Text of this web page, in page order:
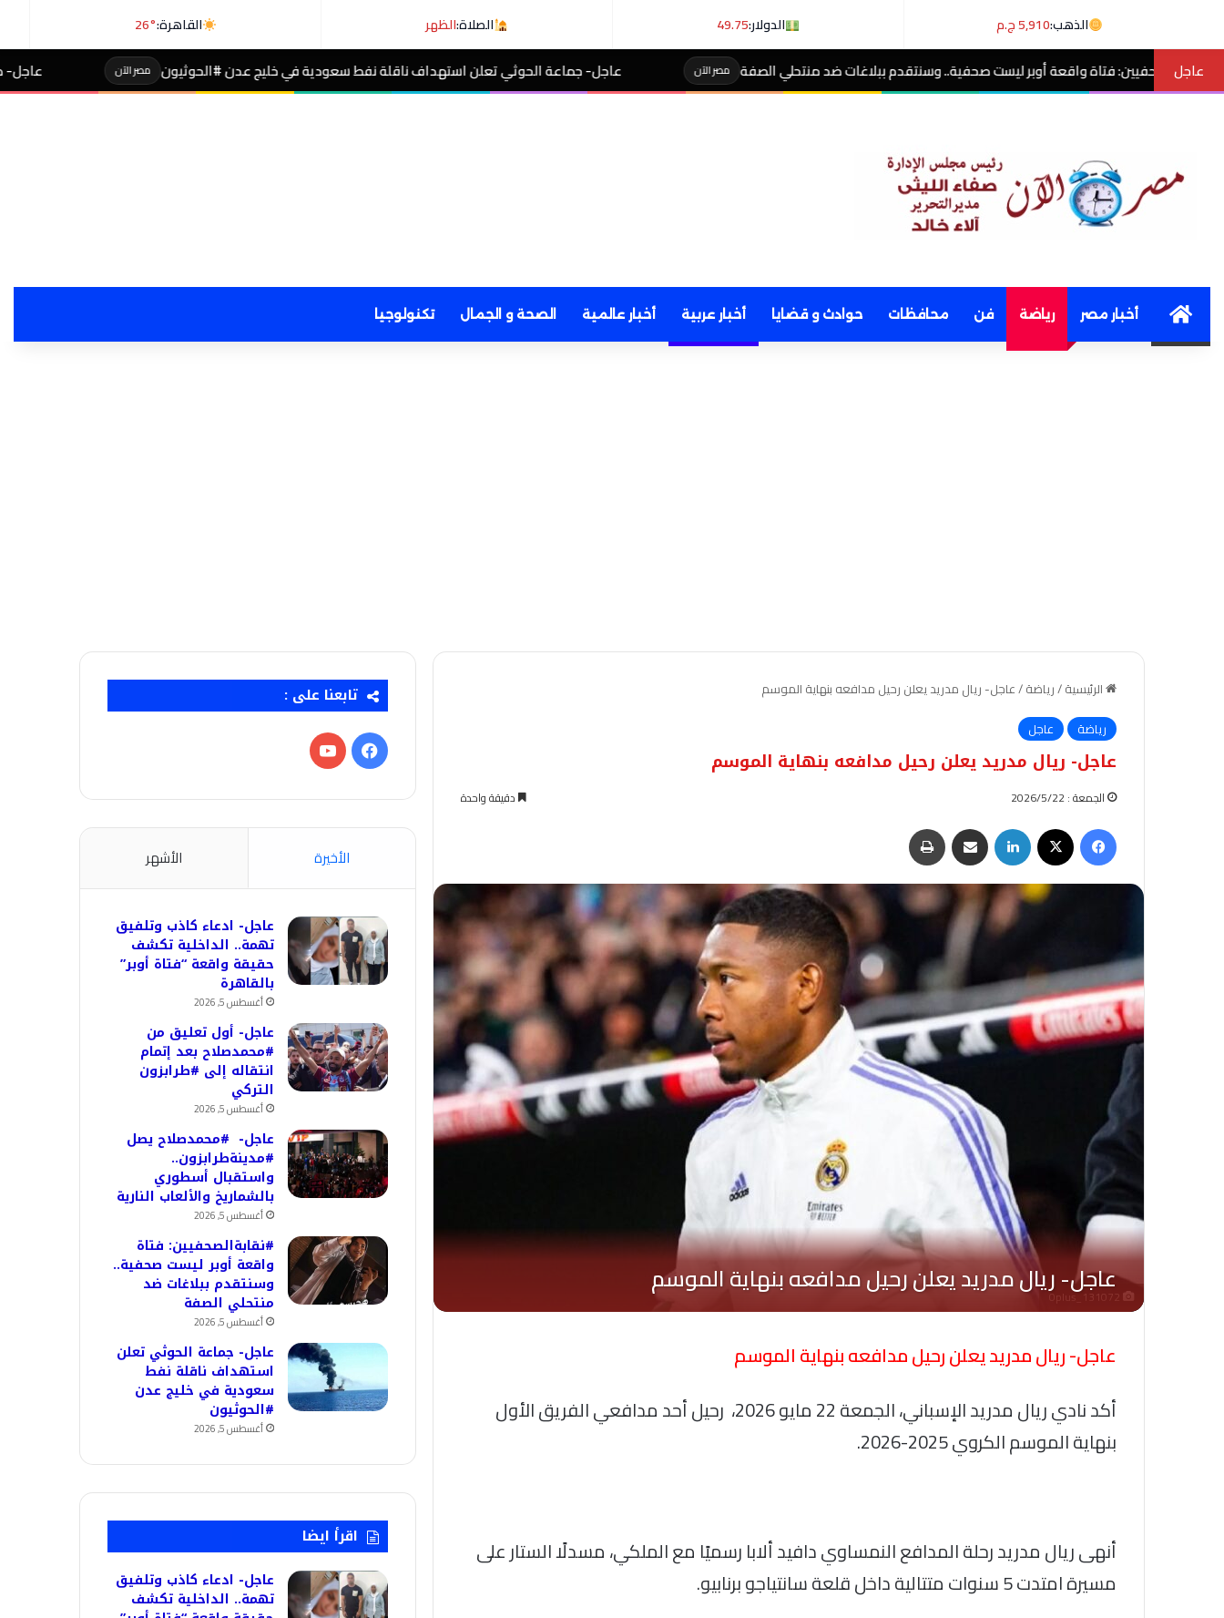
الذهب:5,910 ج.م الدولار:49.75 الصلاة:الظهر القاهرة:26°
عاجل
أوبر ليست صحفية.. وسنتقدم ببلاغات ضد منتحلي الصفة مصر الآن عاجل- جماعة الحوثي تعلن استهداف ناقلة نفط سعودية في خليج عدن #الحوثيون مصر الآن عاجل- طالبة صاحبة مجموع 4% بالثانوية تفجر مفاجأة بعد التظلم
Homeأخبار مصر رياضة فن محافظات حوادث و قضايا أخبار عربية أخبار عالمية الصحة و الجمال تكنولوجيا
الرئيسية/رياضة/عاجل- ريال مدريد يعلن رحيل مدافعه بنهاية الموسم
رياضة
عاجل
عاجل- ريال مدريد يعلن رحيل مدافعه بنهاية الموسم
الجمعة : 2026/5/22 دقيقة واحدة
فيسبوك لينكدإن مشاركة عبر البريد
عاجل- ريال مدريد يعلن رحيل مدافعه بنهاية الموسم
أكد نادي ريال مدريد الإسباني، الجمعة 22 مايو 2026، رحيل أحد مدافعي الفريق الأول
بنهاية الموسم الكروي 2025-2026.
أنهى ريال مدريد رحلة المدافع النمساوي دافيد ألابا رسميًا مع الملكي، مسدلًا الستار على
مسيرة امتدت 5 سنوات متتالية داخل قلعة سانتياجو برنابيو.
تابعنا على :
فيسبوك‫YouTube
الأخيرة الأشهر
عاجل- ادعاء كاذب وتلفيق
تهمة.. الداخلية تكشف
حقيقة واقعة “فتاة أوبر”
بالقاهرة
أغسطس 5, 2026
عاجل- أول تعليق من
#محمدصلاح بعد إتمام
انتقاله إلى #طرابزون
التركي
أغسطس 5, 2026
عاجل- #محمدصلاح يصل
#مدينةطرابزون..
واستقبال أسطوري
بالشماريخ والألعاب النارية
أغسطس 5, 2026
#نقابةالصحفيين: فتاة
واقعة أوبر ليست صحفية..
وسنتقدم ببلاغات ضد
منتحلي الصفة
أغسطس 5, 2026
عاجل- جماعة الحوثي تعلن
استهداف ناقلة نفط
سعودية في خليج عدن
#الحوثيون
أغسطس 5, 2026
اقرأ ايضا
عاجل- ادعاء كاذب وتلفيق
تهمة.. الداخلية تكشف